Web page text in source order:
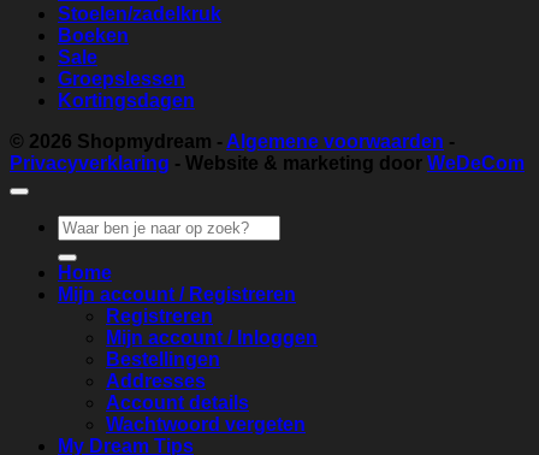
Stoelen/zadelkruk
Boeken
Sale
Groepslessen
Kortingsdagen
© 2026 Shopmydream - Algemene voorwaarden -
Privacyverklaring - Website & marketing door WeDeCom
Zoeken
naar:
Home
Mijn account / Registreren
Registreren
Mijn account / Inloggen
Bestellingen
Addresses
Account details
Wachtwoord vergeten
My Dream Tips